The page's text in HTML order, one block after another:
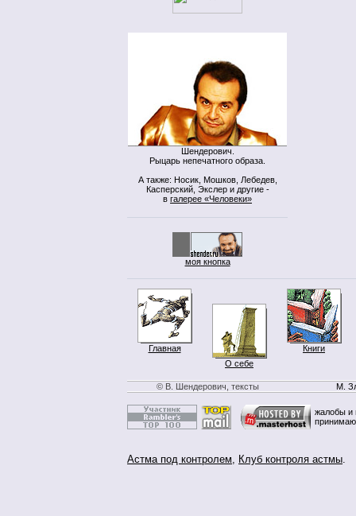
Шендерович.
Рыцарь непечатного образа.
А также: Носик, Мошков, Лебедев,
Касперский, Экслер и другие -
в галерее «Человеки»
моя кнопка
Главная
О себе
Книги
© В. Шендерович, тексты М.
жалобы и
Астма под контролем, Клуб контроля астмы.